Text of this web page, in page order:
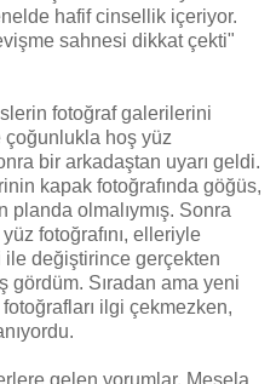
hafif cinsellik içeriyor.
sahnesi dikkat çekti"
fotoğraf galerilerini
hoş yüz
bir arkadaştan uyarı geldi.
kapak fotoğrafında göğüs,
olmalıymış. Sonra
fotoğrafını, elleriyle
değiştirince gerçekten
gördüm. Sıradan ama yeni
ilgi çekmezken,